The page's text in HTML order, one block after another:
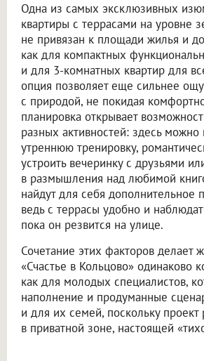
Одна из самых эксклюзивных
квартиры с террасами на уровне
не привязан к площади жилья и
как для компактных
и для 3-комнатных квартир для
опция позволяет еще сильнее
с природой, не покидая
планировка открывает
разных активностей: здесь можно
утреннюю тренировку,
устроить вечеринку с друзьями
в размышления над любимой
найдут для себя дополнительное
ведь с террасы удобно и
пока он резвится на улице.
Сочетание этих факторов делает
«Счастье в Кольцово» одинаково
как для молодых специалистов,
наполнение и продуманные
и для их семей, поскольку проект
в приватной зоне, настоящей